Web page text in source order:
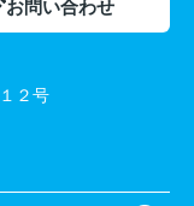
お問い合わせ
２号